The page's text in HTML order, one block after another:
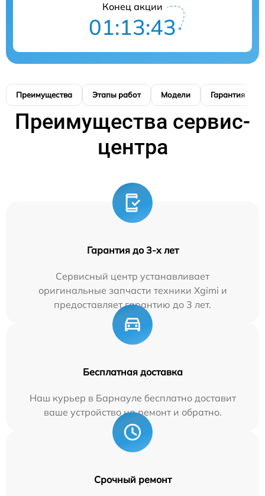
Конец акции
01:13:42
Преимущества Этапы работ Модели Гарантия
Преимущества сервис-
центра
Гарантия до 3-х лет
Сервисный центр устанавливает
оригинальные запчасти техники Xgimi и
предоставляет гарантию до 3 лет.
Бесплатная доставка
Наш курьер в Барнауле бесплатно доставит
ваше устройство на ремонт и обратно.
Срочный ремонт